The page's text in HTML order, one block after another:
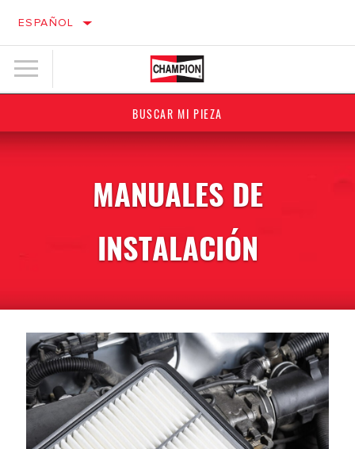
ESPAÑOL
BUSCAR MI PIEZA
MANUALES DE
INSTALACIÓN